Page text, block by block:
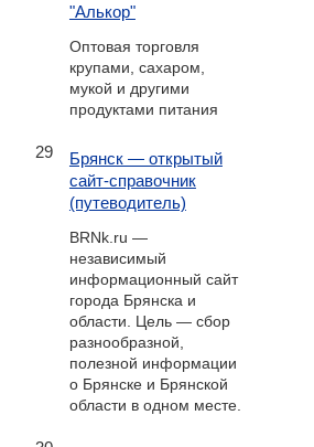
"Алькор"
Оптовая торговля
крупами, сахаром,
мукой и другими
продуктами питания
29
Брянск — открытый
сайт-справочник
(путеводитель)
BRNk.ru —
независимый
информационный сайт
города Брянска и
области. Цель — сбор
разнообразной,
полезной информации
о Брянске и Брянской
области в одном месте.